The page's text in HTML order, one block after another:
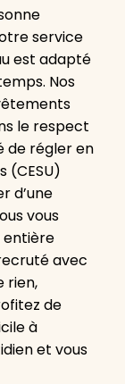
service
est adapté
Nos
le respect
de régler en
(CESU)
d’une
vous
entière
avec
rien,
de
à
et vous